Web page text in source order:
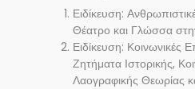
Ειδίκευση:
Θέατρο και Γλώσσα
Ειδίκευση: Κοινωνικές
Ζητήματα Ιστορικής,
Λαογραφικής Θεωρίας